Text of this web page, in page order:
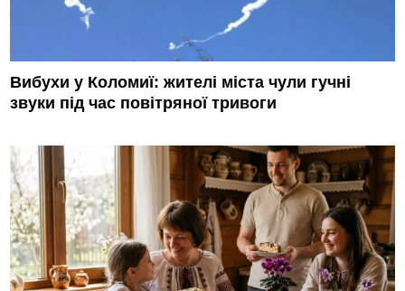
Вибухи у Коломиї: жителі міста чули гучні
звуки під час повітряної тривоги